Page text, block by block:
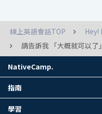
線上英語會話TOP
Hey!
請告訴我 「大概就可以了
NativeCamp.
指南
學習